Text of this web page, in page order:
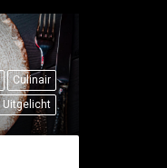
Culinair
Uitgelicht